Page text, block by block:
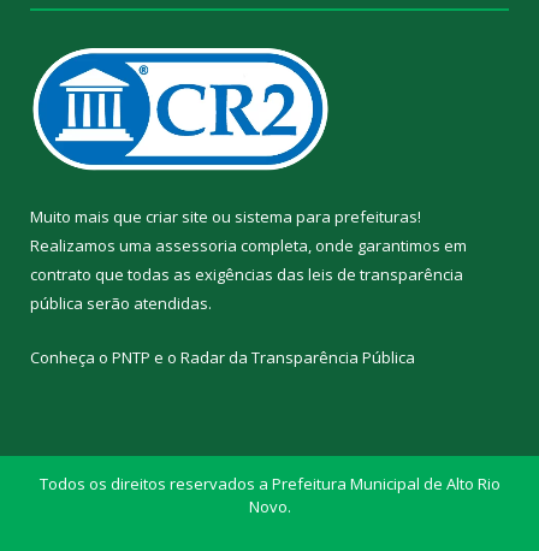
Muito mais que criar site ou sistema para prefeituras!
Realizamos uma assessoria completa, onde garantimos em
contrato que todas as exigências das leis de transparência
pública serão atendidas.
Conheça o PNTP e o Radar da Transparência Pública
Todos os direitos reservados a Prefeitura Municipal de Alto Rio
Novo.